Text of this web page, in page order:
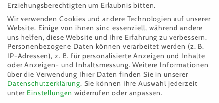
Für detailliertere Infos gibt es hier noch eine
genaue Anleitung.
Tausend Dank an das Team von
Christkind für Tierheimtiere! Von
ganzem Herzen sagen wir danke für
Erziehungsberechtigten um Erlaubnis bitten.
Wir verwenden Cookies und andere Technologien auf unserer
Website. Einige von ihnen sind essenziell, während andere
uns helfen, diese Website und Ihre Erfahrung zu verbessern.
Personenbezogene Daten können verarbeitet werden (z. B.
IP-Adressen), z. B. für personalisierte Anzeigen und Inhalte
oder Anzeigen- und Inhaltsmessung. Weitere Informationen
über die Verwendung Ihrer Daten finden Sie in unserer
Datenschutzerklärung. Sie können Ihre Auswahl jederzeit
unter Einstellungen widerrufen oder anpassen.